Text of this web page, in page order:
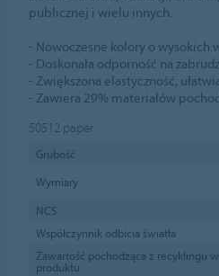
publicznej i wielu innych.
- Nowoczesne kolory o wysokich
- Doskonała odporność na
- Zwiększona elastyczność,
- Zawiera 29% materiałów
50512 paper
Grubość
Wymiary
NCS
Współczynnik odbicia światła
Zawartość pochodząca z recyklingu
produktu